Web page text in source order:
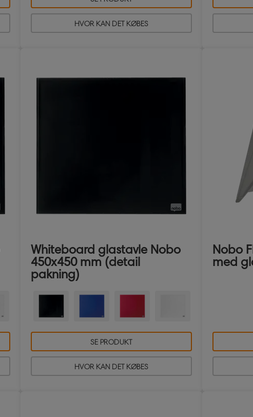
HVOR KAN DET KØBES
Whiteboard glastavle Nobo
450x450 mm (detail
pakning)
SE PRODUKT
HVOR KAN DET KØBES
Nobo
med